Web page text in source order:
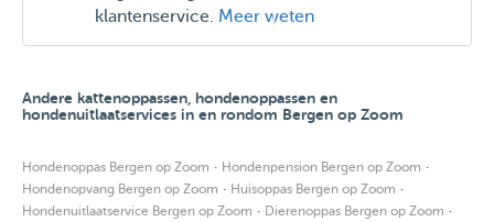
klantenservice. Meer weten
Andere kattenoppassen, hondenoppassen en
hondenuitlaatservices in en rondom Bergen op Zoom
Hondenoppas Bergen op Zoom · Hondenpension Bergen op Zoom ·
Hondenopvang Bergen op Zoom · Huisoppas Bergen op Zoom ·
Hondenuitlaatservice Bergen op Zoom · Dierenoppas Bergen op Zoom ·